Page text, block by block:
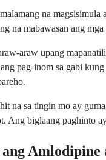
na
na mabawasan ang
araw upang
pag-inom sa gabi
na sa tingin mo ay
Ang biglaang paghinto
Amlodipine